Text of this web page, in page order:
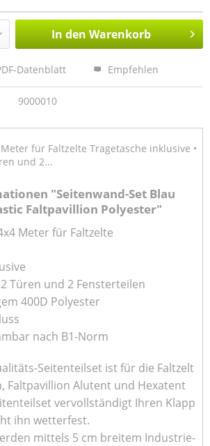
In den Warenkorb
Datenblatt Empfehlen
9000010
für Faltzelte Tragetasche inklusive •
und 2...
"Seitenwand-Set Blau
Faltpavillion Polyester"
Meter für Faltzelte
Türen und 2 Fensterteilen
400D Polyester
nach B1-Norm
Seitenteilset ist für die Faltzelt
Faltpavillion Alutent und Hexatent
vervollständigt Ihren Klapp
ihn wetterfest.
mittels 5 cm breitem Industrie-